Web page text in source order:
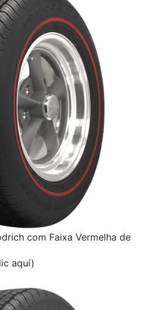
com Faixa Vermelha de
aquí)